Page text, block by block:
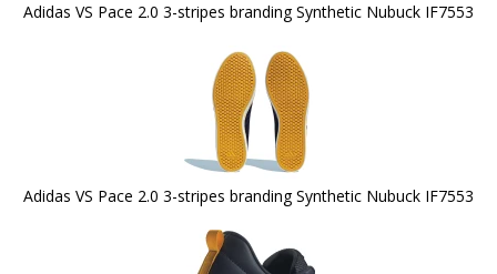
Adidas VS Pace 2.0 3-stripes branding Synthetic Nubuck IF7553
Adidas VS Pace 2.0 3-stripes branding Synthetic Nubuck IF7553